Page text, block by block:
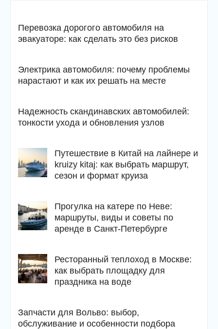
Перевозка дорогого автомобиля на
эвакуаторе: как сделать это без рисков
Электрика автомобиля: почему проблемы
нарастают и как их решать на месте
Надежность скандинавских автомобилей:
тонкости ухода и обновления узлов
Путешествие в Китай на лайнере и
kruizy kitaj: как выбрать маршрут,
сезон и формат круиза
Прогулка на катере по Неве:
маршруты, виды и советы по
аренде в Санкт-Петербурге
Ресторанный теплоход в Москве:
как выбрать площадку для
праздника на воде
Запчасти для Вольво: выбор,
обслуживание и особенности подбора